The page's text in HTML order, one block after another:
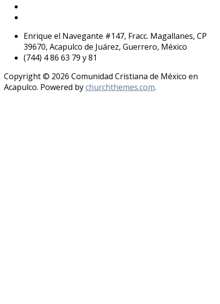
Enrique el Navegante #147, Fracc. Magallanes, CP
39670, Acapulco de Juárez, Guerrero, México
(744) 4 86 63 79 y 81
Copyright © 2026 Comunidad Cristiana de México en
Acapulco. Powered bychurchthemes.com.